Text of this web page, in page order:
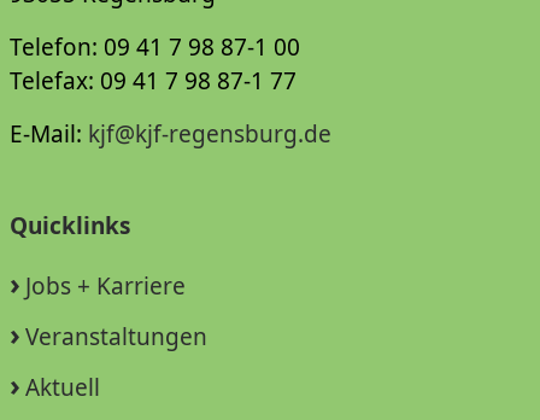
Telefon: 09 41 7 98 87-1 00
Telefax: 09 41 7 98 87-1 77
E-Mail: kjf@kjf-regensburg.de
Quicklinks
Jobs + Karriere
Veranstaltungen
Aktuell